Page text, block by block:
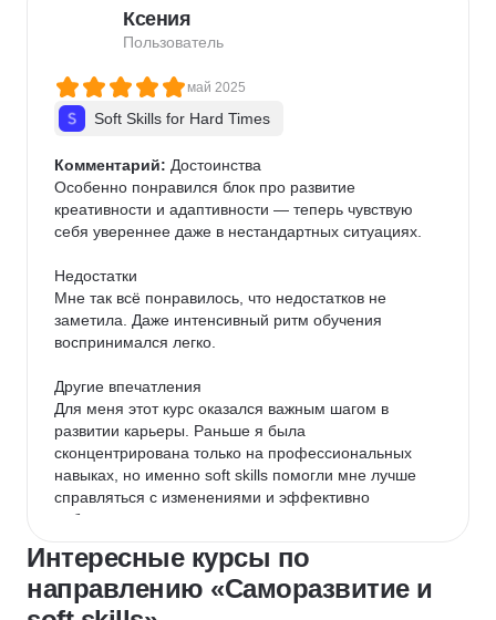
Ксения
Пользователь
май 2025
Soft Skills for Hard Times
Комментарий: Достоинства
Особенно понравился блок про развитие
креативности и адаптивности — теперь чувствую
себя увереннее даже в нестандартных ситуациях.
Недостатки
Мне так всё понравилось, что недостатков не
заметила. Даже интенсивный ритм обучения
воспринимался легко.
Другие впечатления
Для меня этот курс оказался важным шагом в
развитии карьеры. Раньше я была
сконцентрирована только на профессиональных
навыках, но именно soft skills помогли мне лучше
справляться с изменениями и эффективно
работать в команде.
Интересные курсы по
направлению «Саморазвитие и